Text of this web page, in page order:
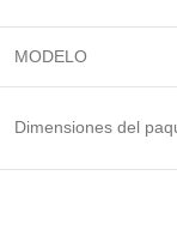
MODELO
Dimensiones del